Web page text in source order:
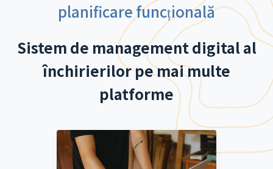
planificare funcțională
Sistem de management digital al
închirierilor pe mai multe
platforme